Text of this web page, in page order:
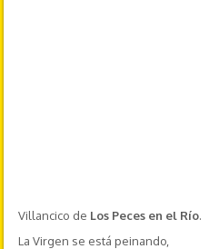
Villancico de Los Peces en el Río.
La Virgen se está peinando,